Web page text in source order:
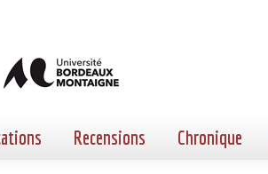
Recensions Chronique